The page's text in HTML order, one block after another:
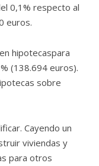
0,1% respecto al
euros.
hipotecaspara
(138.694 euros).
sobre
Cayendo un
viviendas y
para otros